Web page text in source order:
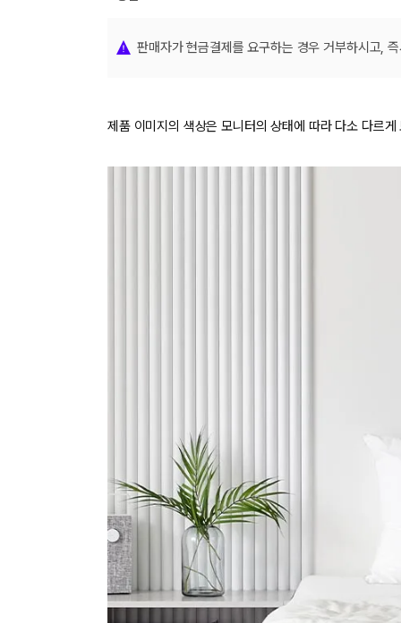
장바구니에 상품이
다른 고객들이 구매